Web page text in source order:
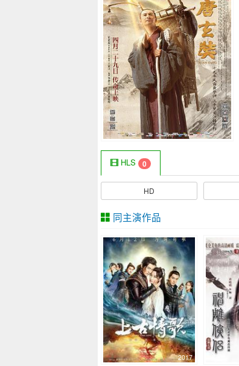
HLS 0
HD
同主演作品
2017